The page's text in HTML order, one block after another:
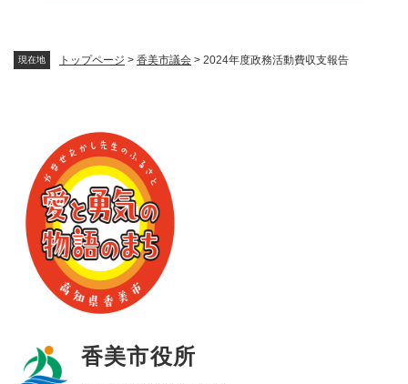
現在地 トップページ > 香美市議会 > 2024年度政務活動費収支報告
香美市役所